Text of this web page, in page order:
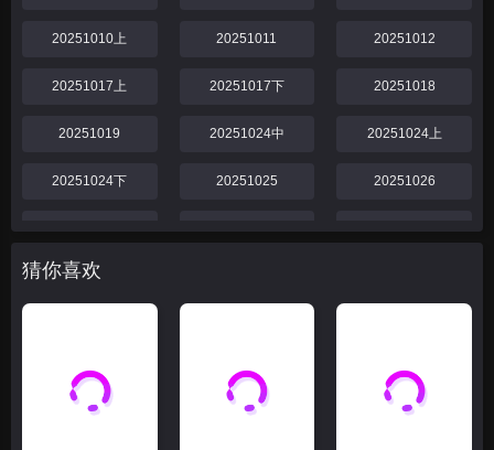
20251010上 20251011 20251012
20251017上 20251017下 20251018
20251019 20251024中 20251024上
20251024下 20251025 20251026
20251031 20251031下 20251031中
20251031上
20251108 20251109 20251114中
20251114下 20251114上 20251115
猜你喜欢